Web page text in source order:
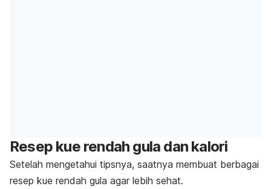
Resep kue rendah gula dan kalori
Setelah mengetahui tipsnya, saatnya membuat berbagai
resep kue rendah gula agar lebih sehat.